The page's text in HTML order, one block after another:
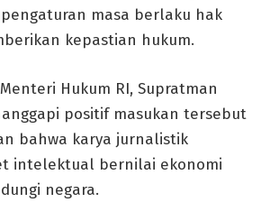
masa berlaku hak
kepastian hukum.
Hukum RI, Supratman
positif masukan tersebut
bahwa karya jurnalistik
intelektual bernilai ekonomi
negara.